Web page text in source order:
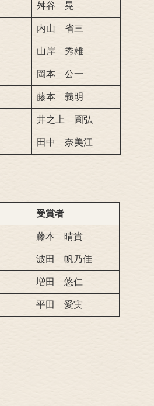
舛谷 晃
内山 省三
山岸 秀雄
岡本 公一
藤本 義明
井之上 圎弘
田中 奈美江
受賞者
藤本 晴貴
波田 帆乃佳
増田 悠仁
平田 愛実